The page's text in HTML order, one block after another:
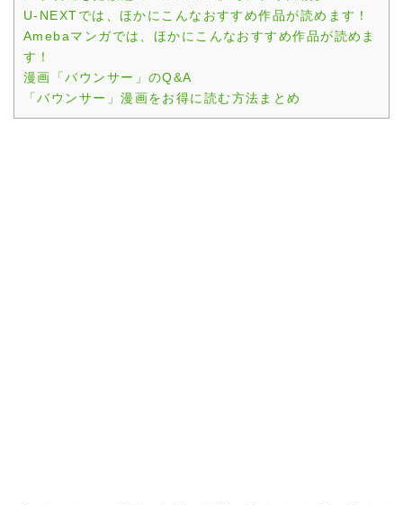
U-NEXTでは、ほかにこんなおすすめ作品が読めます！
Amebaマンガでは、ほかにこんなおすすめ作品が読めま
す！
漫画「バウンサー」のQ&A
「バウンサー」漫画をお得に読む方法まとめ